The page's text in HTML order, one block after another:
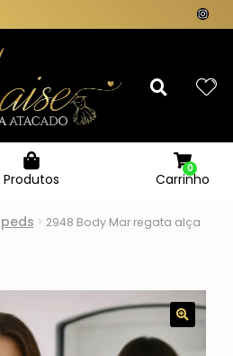
Produtos Carrinho
0
2948 Body Mar regata alça